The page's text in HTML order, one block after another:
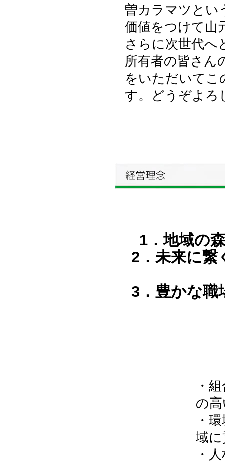
曽カラマツとい
価値をつけて山
さらに次世代へ
所有者の皆さん
をいただいてこ
す。どうぞよろ
1．地域の
2．未来に繋
3．豊かな職
・
の
・
域
・